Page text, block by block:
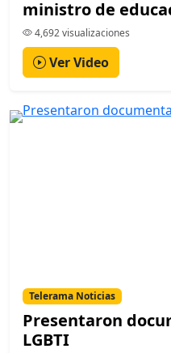
ministro de
4,692 visualizaciones
Ver Video
Telerama Noticias
Presentaron
LGBTI